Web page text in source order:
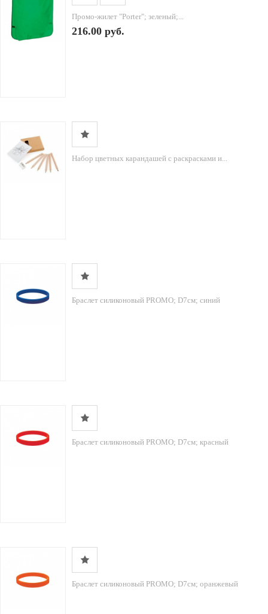
Промо-жилет "Porter"; зеленый;...
216.00 руб.
Набор цветных карандашей с раскрасками и...
Браслет силиконовый PROMO; D7см; синий
Браслет силиконовый PROMO; D7см; красный
Браслет силиконовый PROMO; D7см; оранжевый